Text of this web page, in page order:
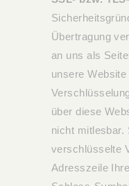
Übertragung
an uns als
unsere
über diese
nicht mitlesbar.
verschlüsselte
Adresszeile